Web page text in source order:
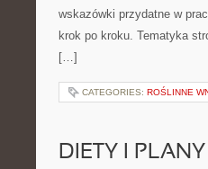
wskazówki przydatne w
krok po kroku. Tematyka
[…]
CATEGORIES: ROŚLINNE
DIETY I